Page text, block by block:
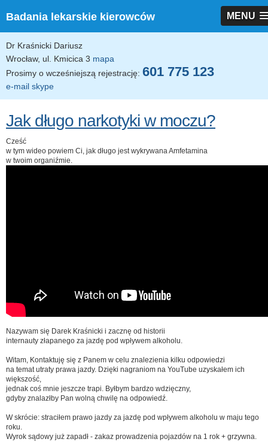
Badania lekarskie kierowców MENU
Dr Kraśnicki Dariusz
Wrocław, ul. Kmicica 3 mapa
Prosimy o wcześniejszą rejestrację: 601 775 123
e-mail skype
Jak długo narkotyki w moczu?
Cześć
w tym wideo powiem Ci, jak długo jest wykrywana Amfetamina
w twoim organiźmie.
Nazywam się Darek Kraśnicki i zacznę od historii
internauty złapanego za jazdę pod wpływem alkoholu.
Witam, Kontaktuję się z Panem w celu znalezienia kilku odpowiedzi
na temat utraty prawa jazdy. Dzięki nagraniom na YouTube uzyskałem ich
większość,
jednak coś mnie jeszcze trapi. Byłbym bardzo wdzięczny,
gdyby znalazłby Pan wolną chwilę na odpowiedź.
W skrócie: straciłem prawo jazdy za jazdę pod wpływem alkoholu w maju tego
roku.
Wyrok sądowy już zapadł - zakaz prowadzenia pojazdów na 1 rok + grzywna.